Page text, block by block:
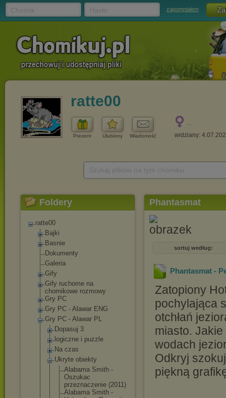
zapomniałem
ratte00
Prezent Ulubiony Wiadomość
..
widziany:
Foldery
ratte00
Bajki
Basnie
Dokumenty
Galeria
Gify
Gify ruchome na
chomikowe rozmowy
Gry PC
Gry PC - Alawar ENG
Gry PC - Alawar PL
Dopasuj 3
logiczne i puzzle
Na czas
Ukryte obiekty
Alabama Smith -
Oszukac
przeznaczenie (2011)
Alabama Smith -
Phantasmat
sortuj według:
Phantasmat -
Zatopiony
pochylająca
otchłań
miasto.
wodach
Odkryj
piękną